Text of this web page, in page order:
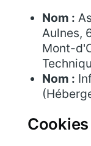
Nom :
Aulnes,
Mont-
Nom :
Cookies